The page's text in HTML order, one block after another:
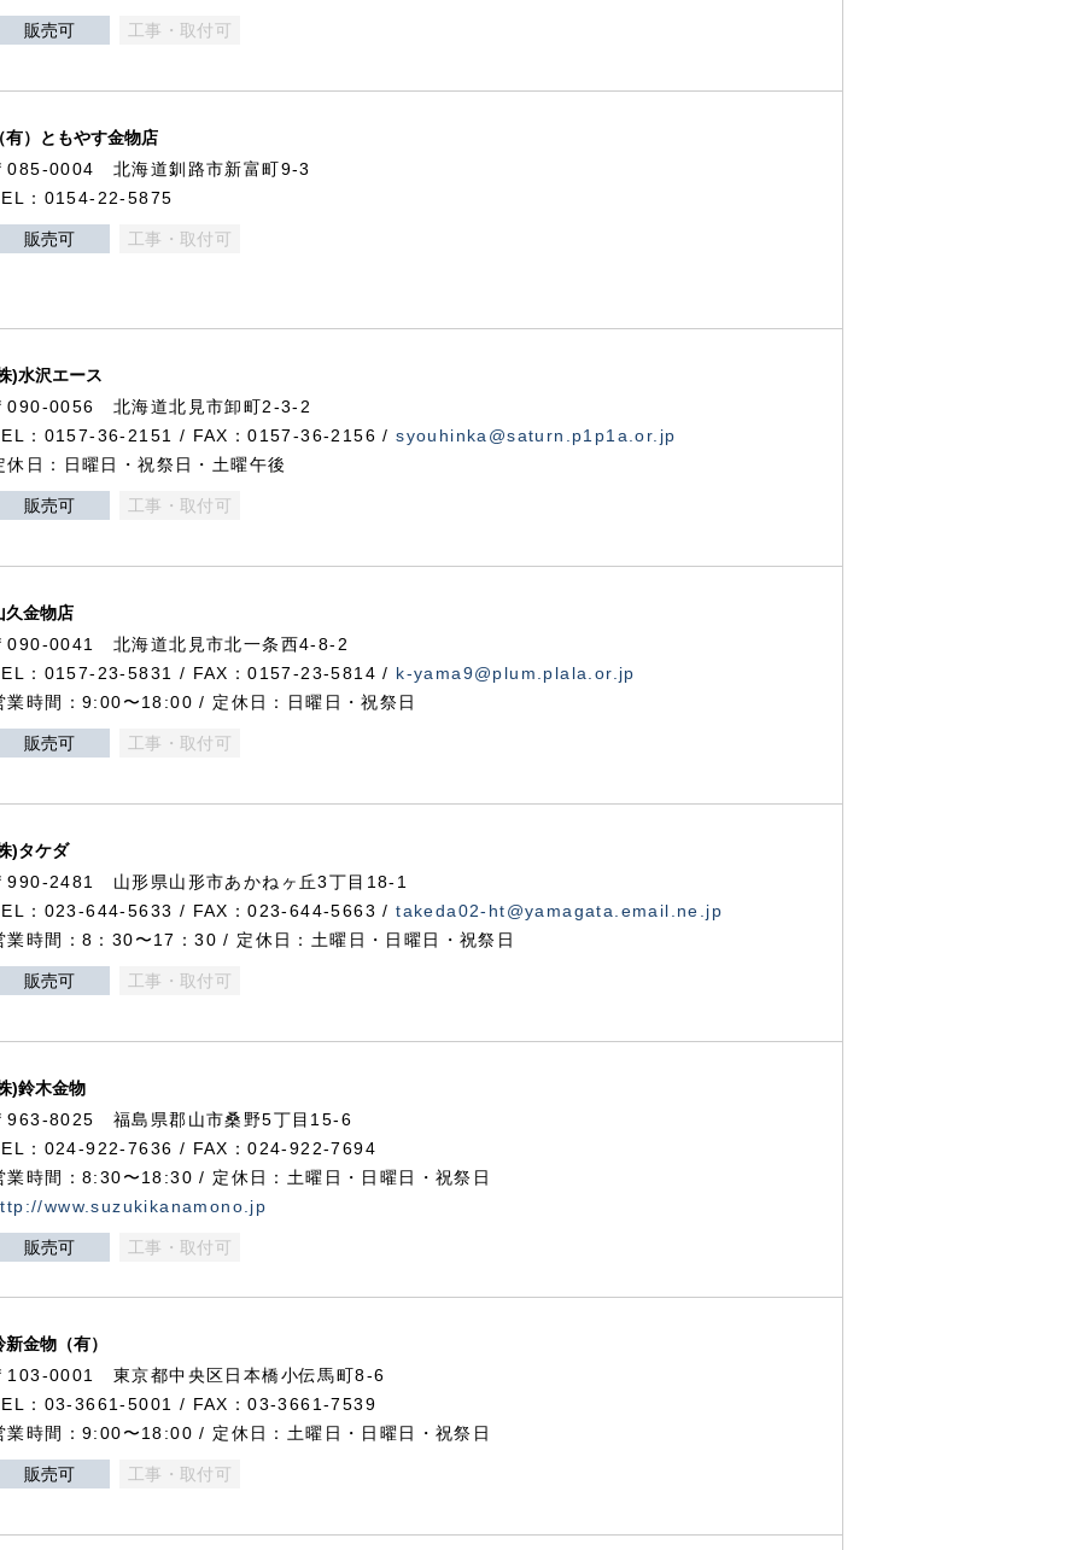
販売可 工事・取付可
有）ともやす金物店
085-0004 北海道釧路市新富町9-3
：0154-22-5875
販売可 工事・取付可
)水沢エース
090-0056 北海道北見市卸町2-3-2
：0157-36-2151 / FAX：0157-36-2156 /syouhinka@saturn.p1p1a.or.jp
休日：日曜日・祝祭日・土曜午後
販売可 工事・取付可
久金物店
090-0041 北海道北見市北一条西4-8-2
：0157-23-5831 / FAX：0157-23-5814 / k-yama9@plum.plala.or.jp
業時間：9:00〜18:00 / 定休日：日曜日・祝祭日
販売可 工事・取付可
)タケダ
990-2481 山形県山形市あかねヶ丘3丁目18-1
：023-644-5633 / FAX：023-644-5663 /takeda02-ht@yamagata.email.ne.jp
業時間：8：30〜17：30 / 定休日：土曜日・日曜日・祝祭日
販売可 工事・取付可
)鈴木金物
963-8025 福島県郡山市桑野5丁目15-6
：024-922-7636 / FAX：024-922-7694
業時間：8:30〜18:30 / 定休日：土曜日・日曜日・祝祭日
www.suzukikanamono.jp
販売可 工事・取付可
新金物（有）
103-0001 東京都中央区日本橋小伝馬町8-6
：03-3661-5001 / FAX：03-3661-7539
業時間：9:00〜18:00 / 定休日：土曜日・日曜日・祝祭日
販売可 工事・取付可